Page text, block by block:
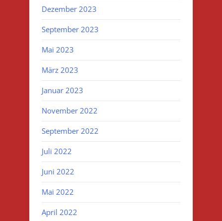
Dezember 2023
September 2023
Mai 2023
März 2023
Januar 2023
November 2022
September 2022
Juli 2022
Juni 2022
Mai 2022
April 2022